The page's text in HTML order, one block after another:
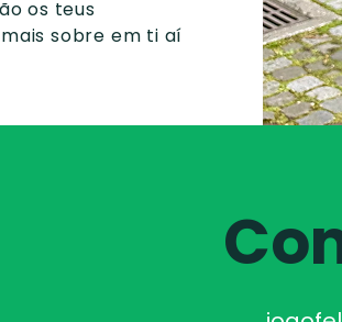
os teus
sobre em ti aí